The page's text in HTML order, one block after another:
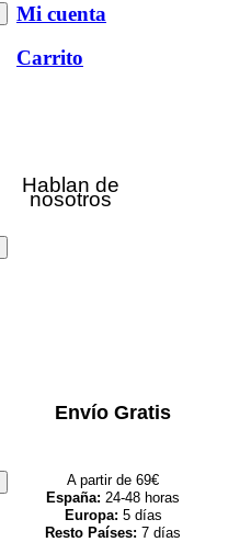
Mi cuenta
Carrito
Hablan de
nosotros
Envío Gratis
A partir de 69€
España: 24-48 horas
Europa: 5 días
Resto Países: 7 días